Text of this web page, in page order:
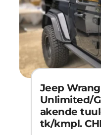
Jeep
Unlimited/
akende
tk/kmpl.